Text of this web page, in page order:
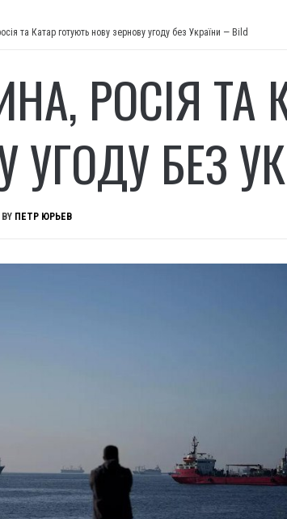
та Катар готують нову зернову угоду без України — Bild
РОСІЯ ТА
УГОДУ БЕЗ
BY ПЕТР ЮРЬЕВ